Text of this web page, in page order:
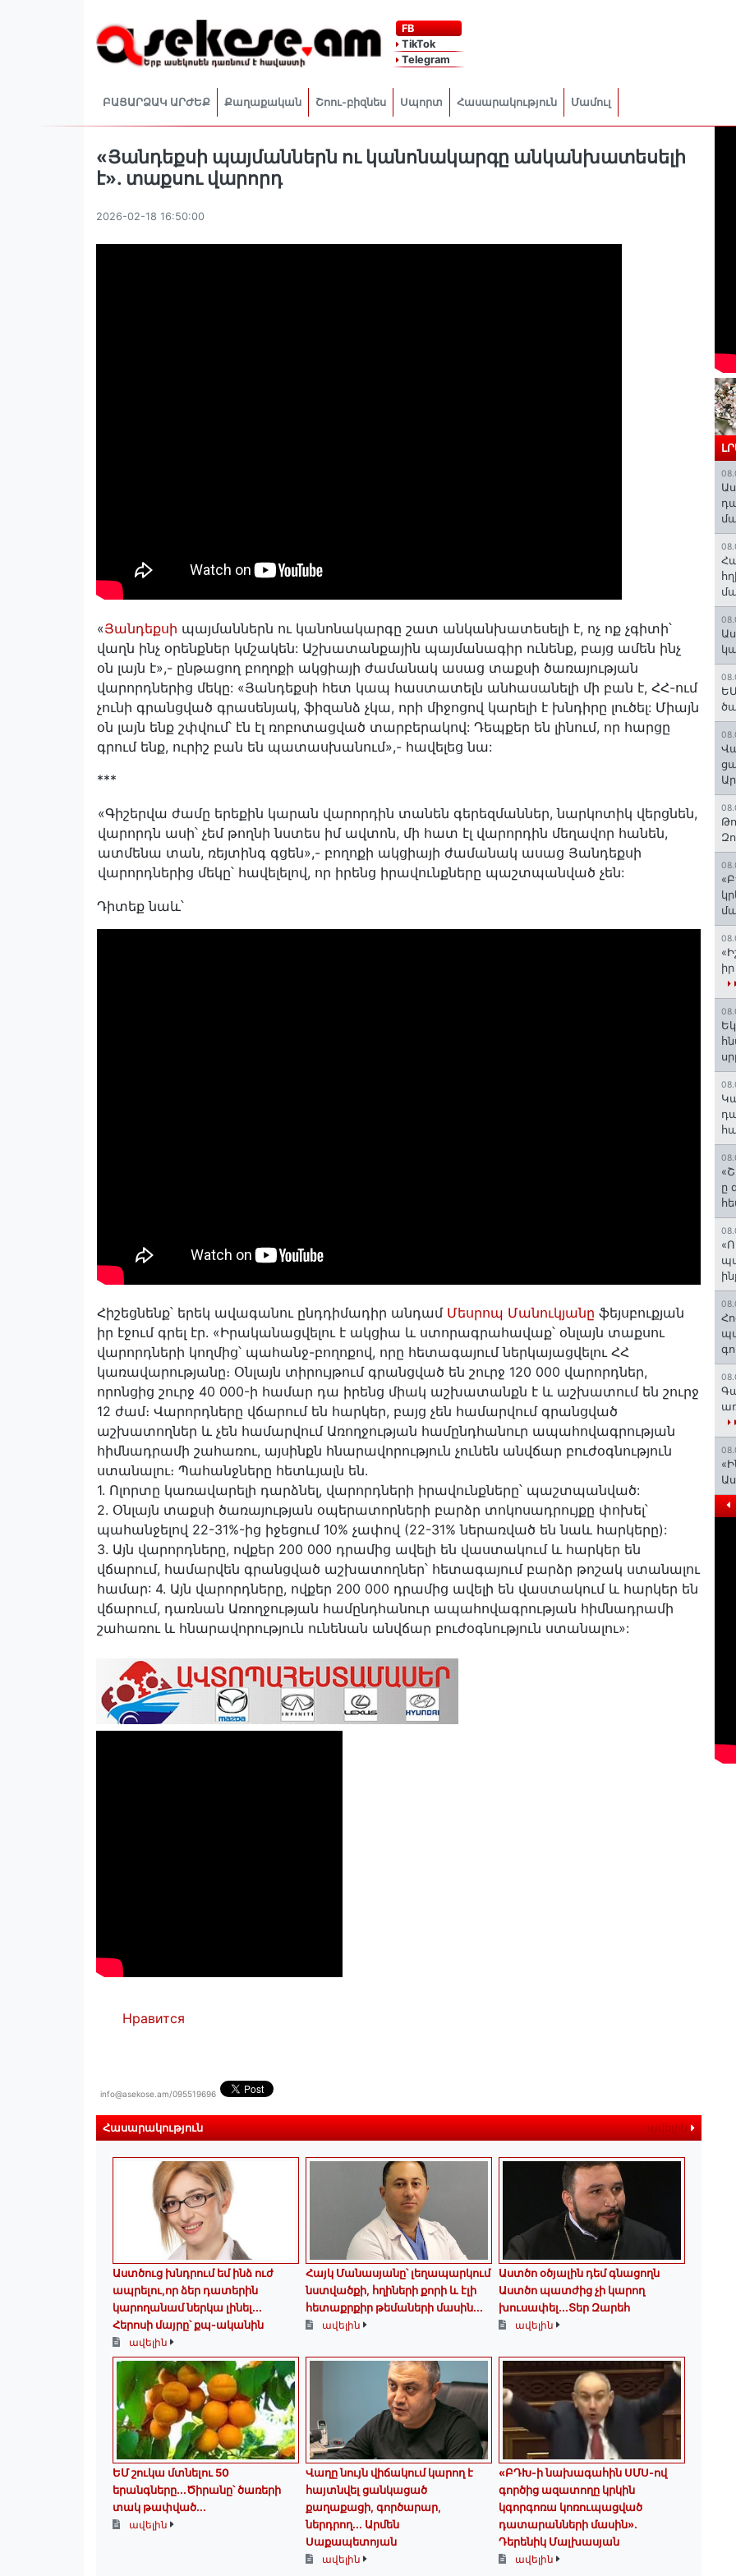
FB
TikTok
Telegram
ԲԱՑԱՐՁԱԿ ԱՐԺԵՔ Քաղաքական Շոու-բիզնես Սպորտ Հասարակություն Մամուլ
«Յանդեքսի պայմաններն ու կանոնակարգը անկանխատեսելի
է». տաքսու վարորդ
2026-02-18 16:50:00
«Յանդեքսի պայմաններն ու կանոնակարգը շատ անկանխատեսելի է, ոչ ոք չգիտի՝
վաղն ինչ օրենքներ կմշակեն: Աշխատանքային պայմանագիր ունենք, բայց ամեն ինչ
օն լայն է»,- ընթացող բողոքի ակցիայի ժամանակ ասաց տաքսի ծառայության
վարորդներից մեկը: «Յանդեքսի հետ կապ հաստատելն անհասանելի մի բան է, ՀՀ-ում
չունի գրանցված գրասենյակ, ֆիզանձ չկա, որի միջոցով կարելի է խնդիրը լուծել: Միայն
օն լայն ենք շփվում՝ էն էլ ռոբոտացված տարբերակով: Դեպքեր են լինում, որ հարցը
գրում ենք, ուրիշ բան են պատասխանում»,- հավելեց նա:
***
«Գիշերվա ժամը երեքին կարան վարորդին տանեն գերեզմաններ, նարկոտիկ վերցնեն,
վարորդն ասի՝ չեմ թողնի նստես իմ ավտոն, մի հատ էլ վարորդին մեղավոր հանեն,
ատմենա տան, ռեյտինգ գցեն»,- բողոքի ակցիայի ժամանակ ասաց Յանդեքսի
վարորդներից մեկը՝ հավելելով, որ իրենց իրավունքները պաշտպանված չեն:
Դիտեք նաև՝
Հիշեցնենք՝ երեկ ավագանու ընդդիմադիր անդամՄեսրոպ Մանուկյանը ֆեյսբուքյան
իր էջում գրել էր. «Իրականացվելու է ակցիա և ստորագրահավաք՝ օնլայն տաքսու
վարորդների կողմից՝ պահանջ-բողոքով, որը հետագայում ներկայացվելու ՀՀ
կառավարությանը։ Օնլայն տիրույթում գրանցված են շուրջ 120 000 վարորդներ,
որոնցից շուրջ 40 000-ի համար դա իրենց միակ աշխատանքն է և աշխատում են շուրջ
12 ժամ։ Վարորդները վճարում են հարկեր, բայց չեն համարվում գրանցված
աշխատողներ և չեն համարվում Առողջության համընդհանուր ապահովագրության
հիմնադրամի շահառու, այսինքն հնարավորություն չունեն անվճար բուժօգնություն
ստանալու։ Պահանջները հետևյալն են.
1. Ոլորտը կառավարելի դարձնել, վարորդների իրավունքները՝ պաշտպանված:
2. Օնլայն տաքսի ծառայության օպերատորների բարձր տոկոսադրույքը փոխել՝
պահանջելով 22-31%-ից իջեցում 10% չափով (22-31% ներառված են նաև հարկերը):
3. Այն վարորդները, ովքեր 200 000 դրամից ավելի են վաստակում և հարկեր են
վճարում, համարվեն գրանցված աշխատողներ՝ հետագայում բարձր թոշակ ստանալու
համար: 4. Այն վարորդները, ովքեր 200 000 դրամից ավելի են վաստակում և հարկեր են
վճարում, դառնան Առողջության համընդհանուր ապահովագրության հիմնադրամի
շահառու և հնարավորություն ունենան անվճար բուժօգնություն ստանալու»:
Нравится
info@asekose.am/095519696
Հասարակություն ավելին
Աստծուց խնդրում եմ ինձ ուժ
ապրելու,որ ձեր դատերին
կարողանամ ներկա լինել․․․
Հերոսի մայրը՝ քպ-ականին
ավելին
Հայկ Մանասյանը՝ լեղապարկում
նստվածքի, հղիների քորի և էլի
հետաքրքիր թեմաների մասին․․․
ավելին
Աստծո օծյալին դեմ գնացողն
Աստծո պատժից չի կարող
խուսափել․․․Տեր Զարեհ
ավելին
ԵՄ շուկա մտնելու 50
երանգները․․․Ծիրանը՝ ծառերի
տակ թափված․․․
ավելին
Վաղը նույն վիճակում կարող է
հայտնվել ցանկացած
քաղաքացի, գործարար,
ներդրող.․․ Արմեն
Սաքապետոյան
ավելին
«ԲԴԽ-ի նախագահին ՍՄՍ-ով
գործից ազատողը կրկին
կգորգոռա կոռուպացված
դատարանների մասին».
Դերենիկ Մալխասյան
ավելին
ը